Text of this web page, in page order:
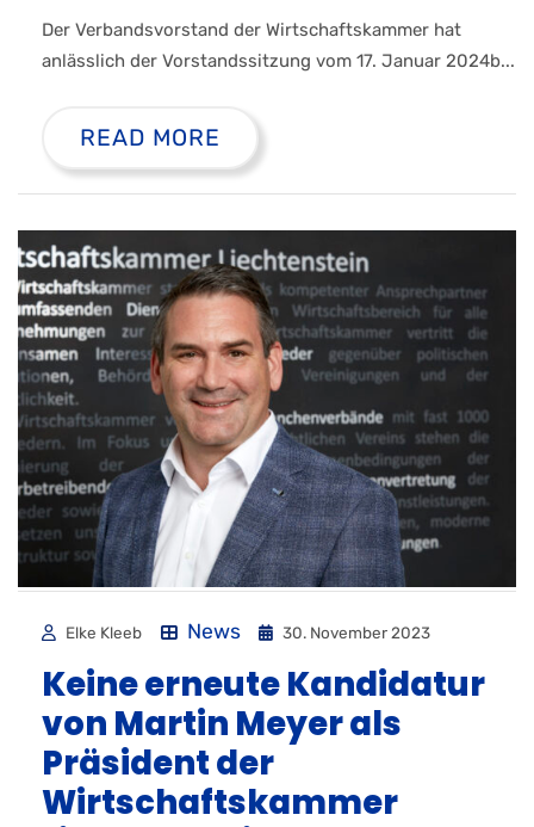
Der Verbandsvorstand der Wirtschaftskammer hat
anlässlich der Vorstandssitzung vom 17. Januar 2024b...
READ MORE
Elke Kleeb News 30. November 2023
Keine erneute Kandidatur
von Martin Meyer als
Präsident der
Wirtschaftskammer